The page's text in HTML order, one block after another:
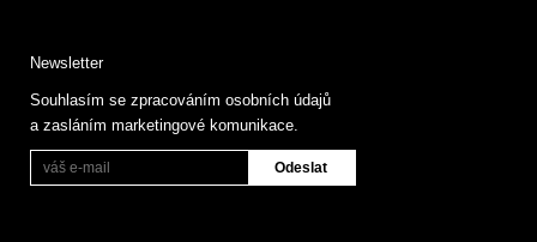
Newsletter
Souhlasím se zpracováním osobních údajů
a zasláním marketingové komunikace.